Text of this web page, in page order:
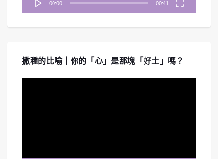
00:00 00:41
撒種的比喻｜你的「心」是那塊「好土」嗎？